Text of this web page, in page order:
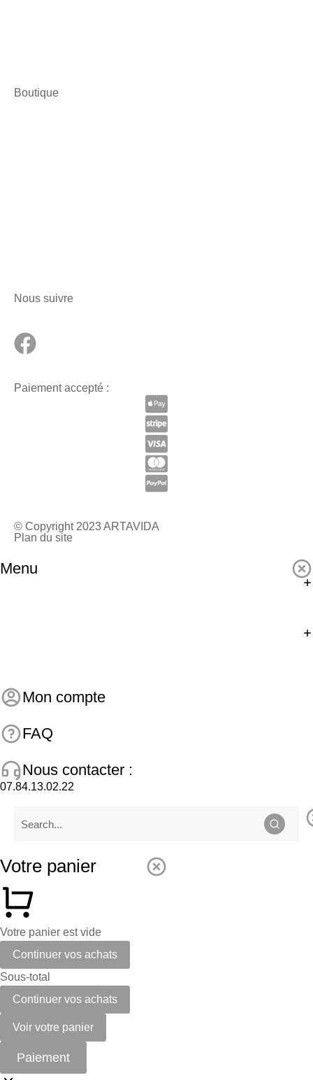
Boutique
Nous suivre
© Copyright 2023 ARTAVIDA
Plan du site
Paiement accepté :
Menu
Mon compte
FAQ
Nous contacter :
07.84.13.02.22
Votre panier
Votre panier est vide
Continuer vos achats
Sous-total
Continuer vos achats
Voir votre panier
Paiement